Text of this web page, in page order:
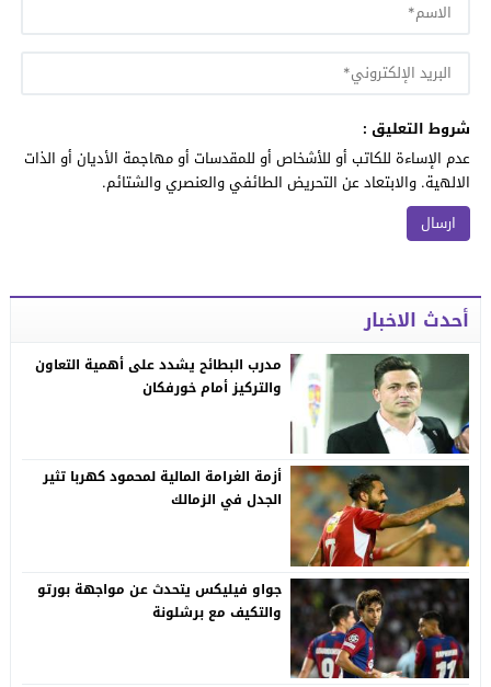
شروط التعليق :
عدم الإساءة للكاتب أو للأشخاص أو للمقدسات أو مهاجمة الأديان أو الذات
الالهية. والابتعاد عن التحريض الطائفي والعنصري والشتائم.
أحدث الاخبار
مدرب البطائح يشدد على أهمية التعاون
والتركيز أمام خورفكان
أزمة الغرامة المالية لمحمود كهربا تثير
الجدل في الزمالك
جواو فيليكس يتحدث عن مواجهة بورتو
والتكيف مع برشلونة